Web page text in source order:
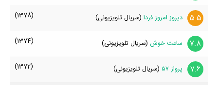
5.5 دیروز امروز فردا (سریال تلویزیونی) (1378)
7.8 ساعت خوش (سریال تلویزیونی) (1374)
7.6 پرواز ۵۷ (سریال تلویزیونی) (1372)